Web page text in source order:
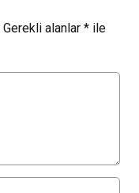
Gerekli alanlar * ile